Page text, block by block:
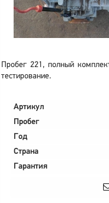
Пробег 221, полный
тестирование.
Артикул
Пробег
Год
Страна
Гарантия